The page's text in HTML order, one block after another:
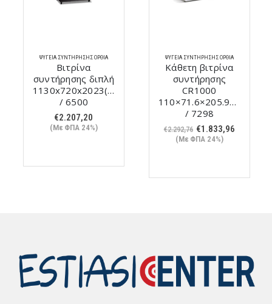
ΨΥΓΕΊΑ ΣΥΝΤΉΡΗΣΗΣ ΌΡΘΙΑ
Βιτρίνα
συντήρησης διπλή
1130x720x2023(h)mm
/ 6500
€2.207,20
(Με ΦΠΑ 24%)
ΨΥΓΕΊΑ ΣΥΝΤΉΡΗΣΗΣ ΌΡΘΙΑ
Κάθετη βιτρίνα
συντήρησης
CR1000
110×71.6×205.9cm
/ 7298
€2.292,76 Original
price
€1.833,96
(Με ΦΠΑ 24%)